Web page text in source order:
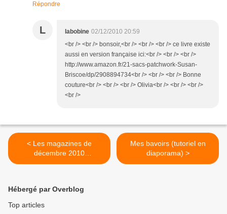
Répondre
L labobine 02/12/2010 20:59
<br /> <br /> bonsoir,<br /> <br /> <br /> ce livre existe
aussi en version française ici:<br /> <br /> <br />
http://www.amazon.fr/21-sacs-patchwork-Susan-
Briscoe/dp/2908894734<br /> <br /> <br /> Bonne
couture<br /> <br /> <br /> Olivia<br /> <br /> <br />
<br />
< Les magazines de
décembre 2010
(patchwork)
Mes bavoirs (tutoriel en
diaporama) >
Hébergé par Overblog
Top articles